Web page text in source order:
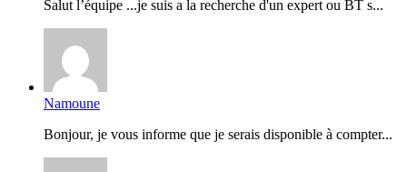
Salut l’équipe ...je suis a la recherche d'un expert ou BT s...
Namoune
Bonjour, je vous informe que je serais disponible à compter...